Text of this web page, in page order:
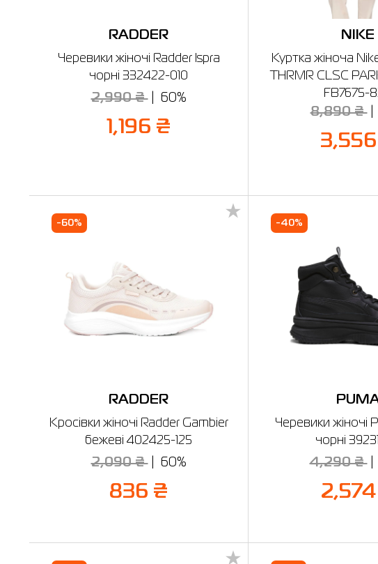
RADDER
Черевики жіночі Radder Ispra
чорні 332422-010
2,990 ₴ 60%
1,196 ₴
NIKE
Куртка жіноча
THRMR CLSC
FB7675-
8,890 ₴
-60%
RADDER
Кросівки жіночі Radder Gambier
бежеві 402425-125
2,090 ₴ 60%
836 ₴
-40%
Черевики жіночі
чорні
4,290 ₴